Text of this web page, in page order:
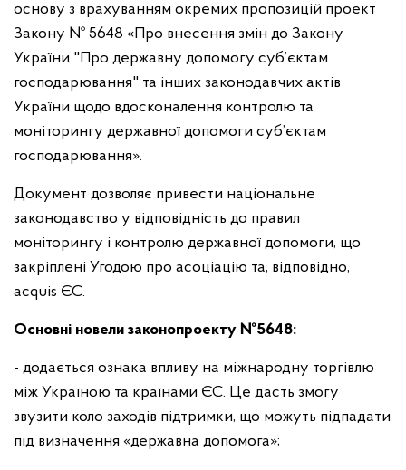
основу з врахуванням окремих пропозицій проект
Закону № 5648 «Про внесення змін до Закону
України "Про державну допомогу суб’єктам
господарювання" та інших законодавчих актів
України щодо вдосконалення контролю та
моніторингу державної допомоги суб’єктам
господарювання».
Документ дозволяє привести національне
законодавство у відповідність до правил
моніторингу і контролю державної допомоги, що
закріплені Угодою про асоціацію та, відповідно,
acquis ЄС.
Основні новели законопроекту №5648:
- додається ознака впливу на міжнародну торгівлю
між Україною та країнами ЄС. Це дасть змогу
звузити коло заходів підтримки, що можуть підпадати
під визначення «державна допомога»;